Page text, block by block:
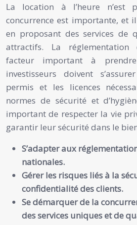
La location à l’heure n’est
concurrence est importante, et
en proposant des services de
attractifs. La
facteur important à
investisseurs doivent
permis et les licences
normes de sécurité et
important de respecter la vie
garantir leur sécurité dans le
S’adapter aux
nationales.
Gérer les risques liés à la
confidentialité des clients.
Se démarquer de la
des services uniques et de